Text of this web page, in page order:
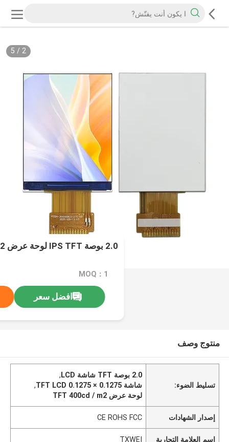
2
/
5
2.0 بوصة IPS TFT لوحة عرض LCD 400cd / M2
MOQ：1
افضل سعر
منتوج وصف
تسليط الضوء:
2.0 بوصة TFT شاشة LCD
,
شاشة TFT LCD 0.1275 × 0.1275
,
لوحة عرض TFT 400cd / m2
إصدار الشهادات CE ROHS FCC
اسم العلامة التجارية TXWEI